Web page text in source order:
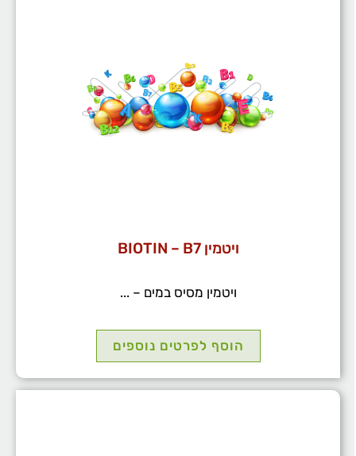
ויטמין BIOTIN – B7
ויטמין מסיס במים – ...
הוסף לפרטים נוספים